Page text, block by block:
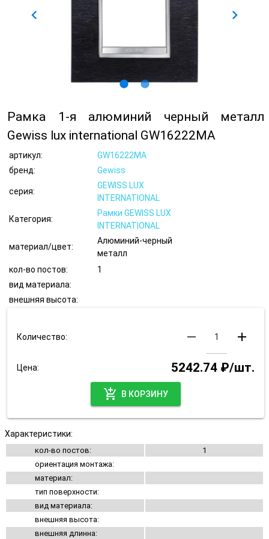
lens lens
chevron_left chevron_right
Рамка 1-я алюминий черный металл
Gewiss lux international GW16222MA
артикул:
GW16222MA
бренд:
Gewiss
серия:
GEWISS LUX
INTERNATIONAL
Категория:
Рамки GEWISS LUX
INTERNATIONAL
материал/цвет:
Алюминий-черный
металл
кол-во постов:
1
вид материала:
внешняя высота:
Количество: remove add
Цена:
5242.74 ₽/шт.
add_shopping_cart
В КОРЗИНУ
Характеристики:
кол-во постов:
1
ориентация монтажа:
материал:
тип поверхности:
вид материала:
внешняя высота:
внешняя длинна: